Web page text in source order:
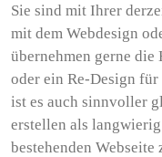
Sie sind mit Ihrer
mit dem Webdesign
übernehmen gerne
oder ein Re-Design
ist es auch sinnvoller
erstellen als
bestehenden Webseite